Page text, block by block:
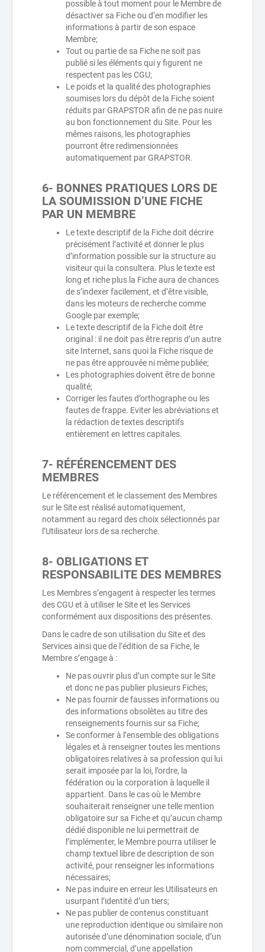
possible à tout moment pour le Membre de
désactiver sa Fiche ou d’en modifier les
informations à partir de son espace
Membre;
Tout ou partie de sa Fiche ne soit pas
publié si les éléments qui y figurent ne
respectent pas les CGU;
Le poids et la qualité des photographies
soumises lors du dépôt de la Fiche soient
réduits par GRAPSTOR afin de ne pas nuire
au bon fonctionnement du Site. Pour les
mêmes raisons, les photographies
pourront être redimensionnées
automatiquement par GRAPSTOR.
6- BONNES PRATIQUES LORS DE
LA SOUMISSION D’UNE FICHE
PAR UN MEMBRE
Le texte descriptif de la Fiche doit décrire
précisément l’activité et donner le plus
d’information possible sur la structure au
visiteur qui la consultera. Plus le texte est
long et riche plus la Fiche aura de chances
de s’indexer facilement, et d’être visible,
dans les moteurs de recherche comme
Google par exemple;
Le texte descriptif de la Fiche doit être
original : il ne doit pas être repris d’un autre
site Internet, sans quoi la Fiche risque de
ne pas être approuvée ni même publiée;
Les photographies doivent être de bonne
qualité;
Corriger les fautes d’orthographe ou les
fautes de frappe. Eviter les abréviations et
la rédaction de textes descriptifs
entièrement en lettres capitales.
7- RÉFÉRENCEMENT DES
MEMBRES
Le référencement et le classement des Membres
sur le Site est réalisé automatiquement,
notamment au regard des choix sélectionnés par
l’Utilisateur lors de sa recherche.
8- OBLIGATIONS ET
RESPONSABILITE DES MEMBRES
Les Membres s’engagent à respecter les termes
des CGU et à utiliser le Site et les Services
conformément aux dispositions des présentes.
Dans le cadre de son utilisation du Site et des
Services ainsi que de l’édition de sa Fiche, le
Membre s’engage à :
Ne pas ouvrir plus d’un compte sur le Site
et donc ne pas publier plusieurs Fiches;
Ne pas fournir de fausses informations ou
des informations obsolètes au titre des
renseignements fournis sur sa Fiche;
Se conformer à l’ensemble des obligations
légales et à renseigner toutes les mentions
obligatoires relatives à sa profession qui lui
serait imposée par la loi, l’ordre, la
fédération ou la corporation à laquelle il
appartient. Dans le cas où le Membre
souhaiterait renseigner une telle mention
obligatoire sur sa Fiche et qu’aucun champ
dédié disponible ne lui permettrait de
l’implémenter, le Membre pourra utiliser le
champ textuel libre de description de son
activité, pour renseigner les informations
nécessaires;
Ne pas induire en erreur les Utilisateurs en
usurpant l’identité d’un tiers;
Ne pas publier de contenus constituant
une reproduction identique ou similaire non
autorisée d’une dénomination sociale, d’un
nom commercial, d’une appellation